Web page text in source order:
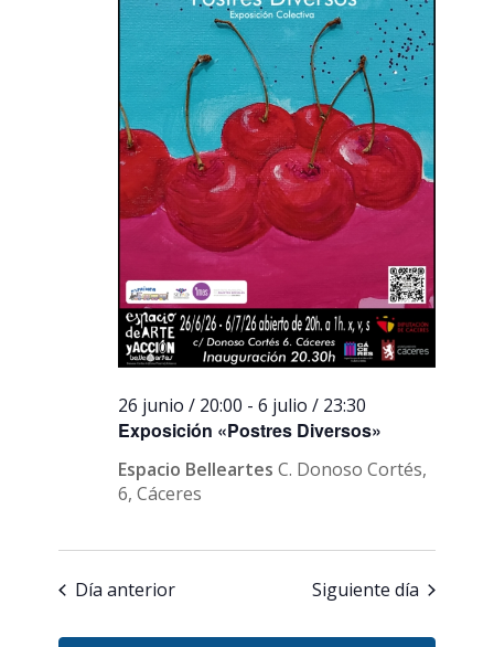
Exposición «Postres Diversos»
26 junio / 20:00 -6 julio / 23:30
Espacio BelleartesC. Donoso Cortés,
6, Cáceres
Día anterior Siguiente día